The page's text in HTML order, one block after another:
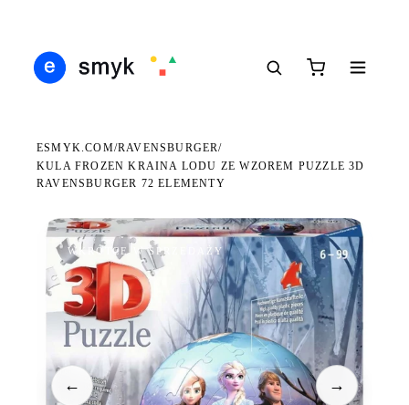
ESMYK.COM/RAVENSBURGER/
KULA FROZEN KRAINA LODU ZE WZOREM PUZZLE 3D
RAVENSBURGER 72 ELEMENTY
WKRÓTCE W SPRZEDAŻY
← →